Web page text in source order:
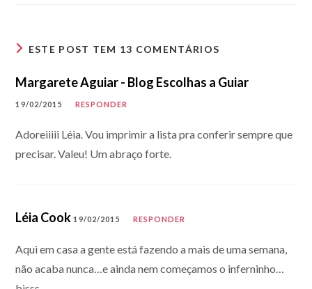
ESTE POST TEM 13 COMENTÁRIOS
Margarete Aguiar - Blog Escolhas a Guiar
19/02/2015 RESPONDER
Adoreiiiii Léia. Vou imprimir a lista pra conferir sempre que
precisar. Valeu! Um abraço forte.
Léia Cook 19/02/2015 RESPONDER
Aqui em casa a gente está fazendo a mais de uma semana,
não acaba nunca…e ainda nem começamos o inferninho…